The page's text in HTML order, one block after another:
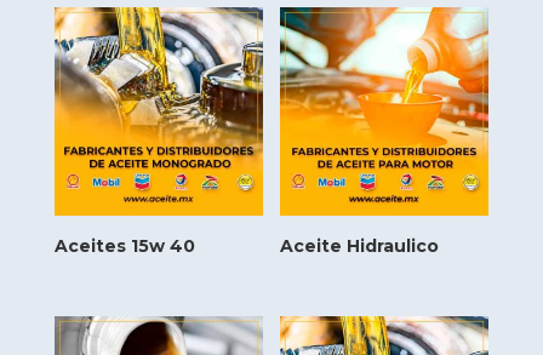
Aceites 15w 40 Aceite Hidraulico